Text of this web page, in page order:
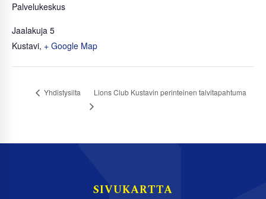
Palvelukeskus
Jaalakuja 5
Kustavi, + Google Map
Yhdistysilta Lions Club Kustavin perinteinen talvitapahtuma
SIVUKARTTA